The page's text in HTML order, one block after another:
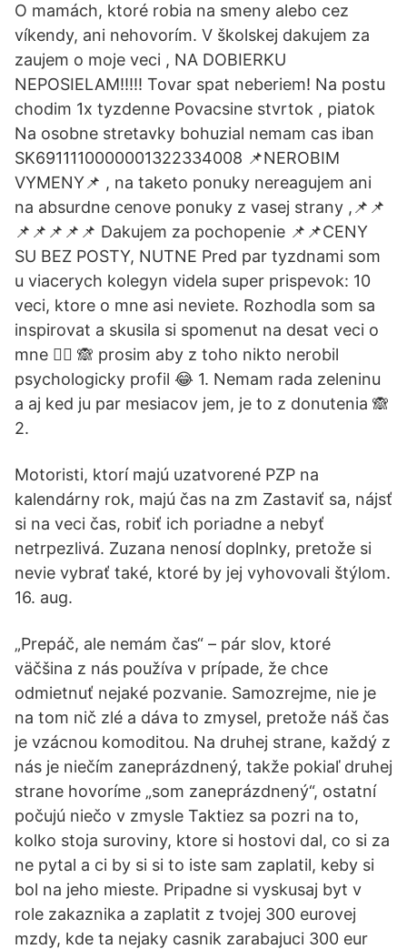
O mamách, ktoré robia na smeny alebo cez
víkendy, ani nehovorím. V školskej dakujem za
zaujem o moje veci , NA DOBIERKU
NEPOSIELAM!!!!! Tovar spat neberiem! Na postu
chodim 1x tyzdenne Povacsine stvrtok , piatok
Na osobne stretavky bohuzial nemam cas iban
SK6911110000001322334008 📌NEROBIM
VYMENY📌 , na taketo ponuky nereagujem ani
na absurdne cenove ponuky z vasej strany ,📌📌
📌📌📌📌📌 Dakujem za pochopenie 📌📌CENY
SU BEZ POSTY, NUTNE Pred par tyzdnami som
u viacerych kolegyn videla super prispevok: 10
veci, ktore o mne asi neviete. Rozhodla som sa
inspirovat a skusila si spomenut na desat veci o
mne 🤷‍♀️ 🙈 prosim aby z toho nikto nerobil
psychologicky profil 😂 1. Nemam rada zeleninu
a aj ked ju par mesiacov jem, je to z donutenia 🙈
2.
Motoristi, ktorí majú uzatvorené PZP na
kalendárny rok, majú čas na zm Zastaviť sa, nájsť
si na veci čas, robiť ich poriadne a nebyť
netrpezlivá. Zuzana nenosí doplnky, pretože si
nevie vybrať také, ktoré by jej vyhovovali štýlom.
16. aug.
„Prepáč, ale nemám čas“ – pár slov, ktoré
väčšina z nás používa v prípade, že chce
odmietnuť nejaké pozvanie. Samozrejme, nie je
na tom nič zlé a dáva to zmysel, pretože náš čas
je vzácnou komoditou. Na druhej strane, každý z
nás je niečím zaneprázdnený, takže pokiaľ druhej
strane hovoríme „som zaneprázdnený“, ostatní
počujú niečo v zmysle Taktiez sa pozri na to,
kolko stoja suroviny, ktore si hostovi dal, co si za
ne pytal a ci by si si to iste sam zaplatil, keby si
bol na jeho mieste. Pripadne si vyskusaj byt v
role zakaznika a zaplatit z tvojej 300 eurovej
mzdy, kde ta nejaky casnik zarabajuci 300 eur